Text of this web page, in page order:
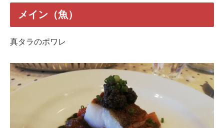
メイン（魚）
真タラのポワレ